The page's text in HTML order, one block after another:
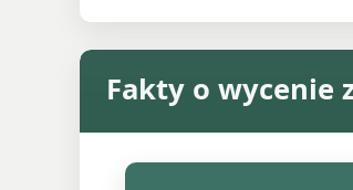
Fakty o wycenie